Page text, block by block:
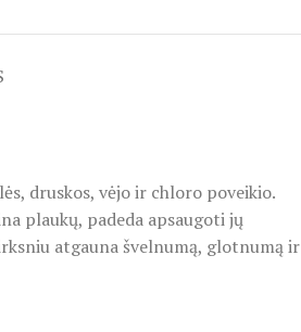
druskos, vėjo ir chloro poveikio.
plaukų, padeda apsaugoti jų
atgauna švelnumą, glotnumą ir